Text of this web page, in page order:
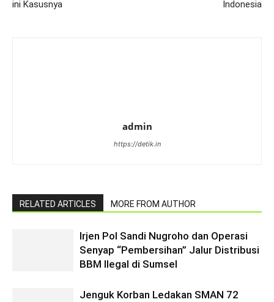
ini Kasusnya
Indonesia
admin
https://detik.in
RELATED ARTICLES MORE FROM AUTHOR
Irjen Pol Sandi Nugroho dan Operasi
Senyap “Pembersihan” Jalur Distribusi
BBM Ilegal di Sumsel
Jenguk Korban Ledakan SMAN 72